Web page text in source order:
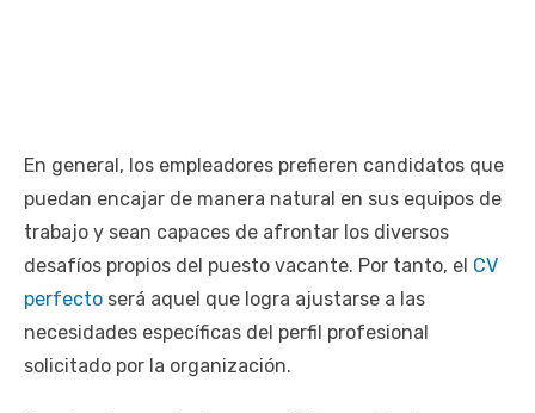
En general, los empleadores prefieren candidatos que
puedan encajar de manera natural en sus equipos de
trabajo y sean capaces de afrontar los diversos
desafíos propios del puesto vacante. Por tanto, el CV
perfecto será aquel que logra ajustarse a las
necesidades específicas del perfil profesional
solicitado por la organización.